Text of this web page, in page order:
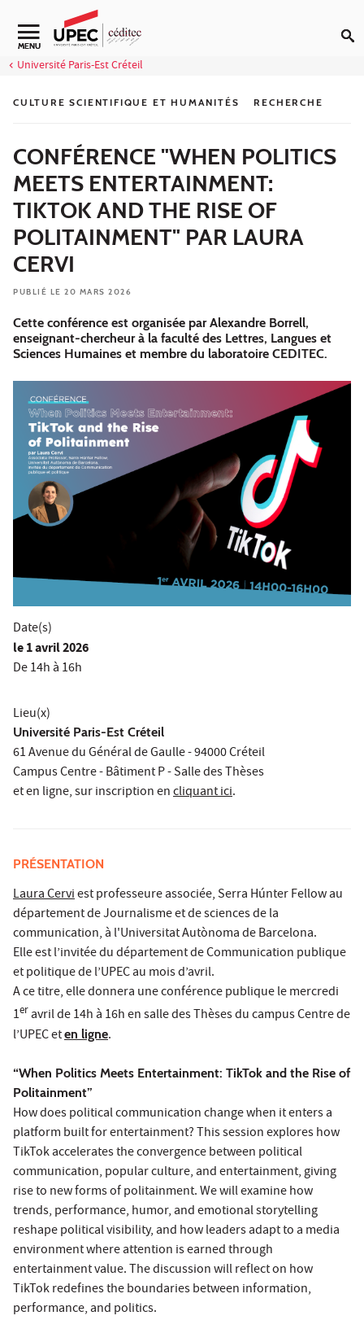
Aller au contenu
Navigation secondaire
MENU
Université Paris-Est Créteil
CULTURE SCIENTIFIQUE ET HUMANITÉS RECHERCHE
CONFÉRENCE "WHEN POLITICS
MEETS ENTERTAINMENT:
TIKTOK AND THE RISE OF
POLITAINMENT" PAR LAURA
CERVI
PUBLIÉ LE 20 MARS 2026
Cette conférence est organisée par Alexandre Borrell,
enseignant-chercheur à la faculté des Lettres, Langues et
Sciences Humaines et membre du laboratoire CEDITEC.
Date(s)
le1 avril 2026
De 14h à 16h
Lieu(x)
Université Paris-Est Créteil
61 Avenue du Général de Gaulle - 94000 Créteil
Campus Centre - Bâtiment P - Salle des Thèses
et en ligne, sur inscription encliquant ici.
PRÉSENTATION
Laura Cerviest professeure associée, Serra Húnter Fellow au
département de Journalisme et de sciences de la
communication, à l'Universitat Autònoma de Barcelona.
Elle est l’invitée du département de Communication publique
et politique de l’UPEC au mois d’avril.
A ce titre, elle donnera une conférence publique le mercredi
1eravril de 14h à 16h en salle des Thèses du campus Centre de
l’UPEC eten ligne.
“When Politics Meets Entertainment: TikTok and the Rise of
Politainment”
How does political communication change when it enters a
platform built for entertainment? This session explores how
TikTok accelerates the convergence between political
communication, popular culture, and entertainment, giving
rise to new forms of politainment. We will examine how
trends, performance, humor, and emotional storytelling
reshape political visibility, and how leaders adapt to a media
environment where attention is earned through
entertainment value. The discussion will reflect on how
TikTok redefines the boundaries between information,
performance, and politics.